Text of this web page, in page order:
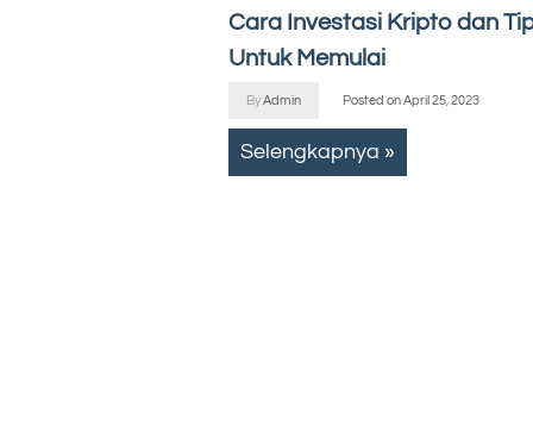
Cara Investasi Kripto dan
Untuk Memulai
ByAdmin Posted onApril 25, 2023
Selengkapnya »